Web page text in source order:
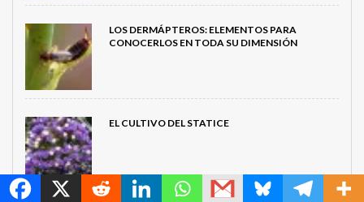
LOS DERMÁPTEROS: ELEMENTOS PARA
CONOCERLOS EN TODA SU DIMENSIÓN
EL CULTIVO DEL STATICE